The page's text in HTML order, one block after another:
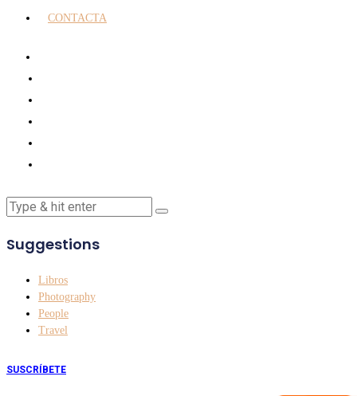
CONTACTA
Suggestions
Libros
Photography
People
Travel
SUSCRÍBETE